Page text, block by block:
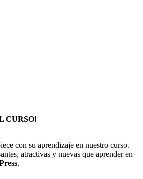
CURSO!
con su aprendizaje en nuestro curso.
atractivas y nuevas que aprender en
.